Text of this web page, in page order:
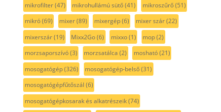
mikrofilter(47) mikrohullámú sütő(41) mikroszűrő(51)
mikró(69) mixer(89) mixergép(6) mixer szár(22)
mixerszár(19) Mixx2Go(6) mixxo(1) mop(2)
morzsaporszívó(3) morzsatálca (2) mosható(21)
mosogatógép(326) mosogatógép-belső(31)
mosogatógépfűtőszál (6)
mosogatógépkosarak és alkatrészeik(74)